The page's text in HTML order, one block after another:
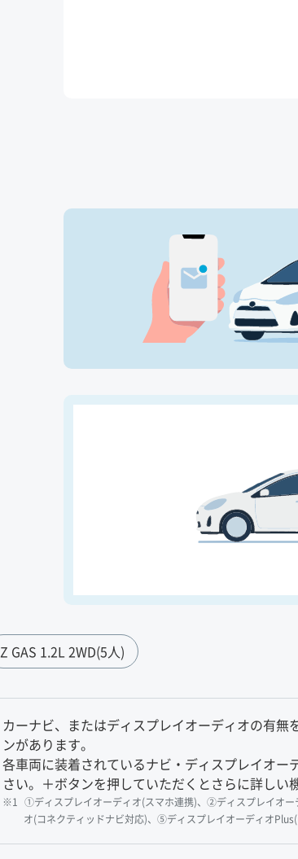
Z GAS 1.2L 2WD(5人)
カーナビ、またはディスプレイオーディオの有
ンがあります。
各車両に装着されているナビ・ディスプレイオ
さい。＋ボタンを押していただくとさらに詳しい
①ディスプレイオーディオ(スマホ連携)、②ディスプレイオ
オ(コネクティッドナビ対応)、⑤ディスプレイオーディオ